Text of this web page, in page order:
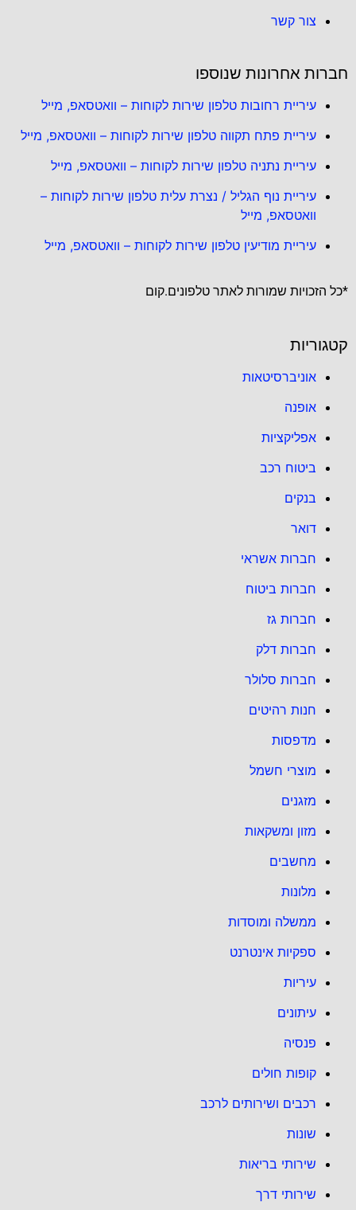
צור קשר
חברות אחרונות שנוספו
עיריית רחובות טלפון שירות לקוחות – וואטסאפ, מייל
עיריית פתח תקווה טלפון שירות לקוחות – וואטסאפ, מייל
עיריית נתניה טלפון שירות לקוחות – וואטסאפ, מייל
עיריית נוף הגליל / נצרת עלית טלפון שירות לקוחות –
וואטסאפ, מייל
עיריית מודיעין טלפון שירות לקוחות – וואטסאפ, מייל
*כל הזכויות שמורות לאתר טלפונים.קום
קטגוריות
אוניברסיטאות
אופנה
אפליקציות
ביטוח רכב
בנקים
דואר
חברות אשראי
חברות ביטוח
חברות גז
חברות דלק
חברות סלולר
חנות רהיטים
מדפסות
מוצרי חשמל
מזגנים
מזון ומשקאות
מחשבים
מלונות
ממשלה ומוסדות
ספקיות אינטרנט
עיריות
עיתונים
פנסיה
קופות חולים
רכבים ושירותים לרכב
שונות
שירותי בריאות
שירותי דרך